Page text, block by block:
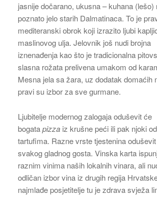
jasnije dočarano, ukusna – kuhana (lešo)
poznato jelo starih Dalmatinaca. To je
mediteranski obrok koji izrazito ljubi
maslinovog ulja. Jelovnik još nudi brojna
iznenađenja kao što je tradicionalna
slasna rožata prelivena umakom od
Mesna jela sa žara, uz dodatak domaćih
pravi su izbor za sve gurmane.
Ljubitelje modernog zalogaja oduševit će
bogatapizza iz krušne peći ili pak njoki
tartufima. Razne vrste tjestenina
svakog gladnog gosta. Vinska karta
raznim vinima naših lokalnih vinara, ali
odličan izbor vina iz drugih regija
najmlađe posjetitelje tu je zdrava svježa